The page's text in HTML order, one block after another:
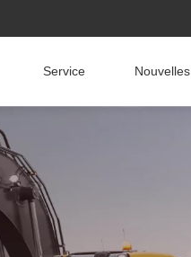
Service Nouvelles